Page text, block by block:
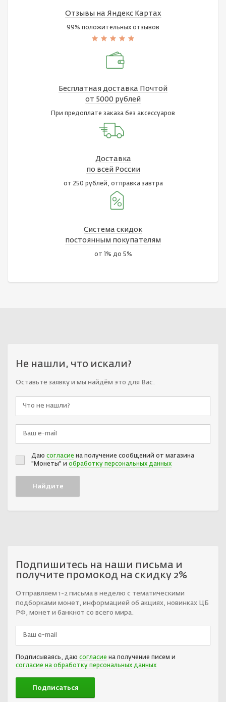
Отзывы на Яндекс Картах
99% положительных отзывов
Бесплатная доставка Почтой
от 5000 рублей
При предоплате заказа без аксессуаров
Доставка
по всей России
от 250 рублей, отправка завтра
Система скидок
постоянным покупателям
от 1% до 5%
Не нашли, что искали?
Оставьте заявку и мы найдём это для Вас.
Даю согласие на получение сообщений от магазина
"Монеты" и обработку персональных данных
Подпишитесь на наши письма и
получите промокод на скидку 2%
Отправляем 1-2 письма в неделю с тематическими
подборками монет, информацией об акциях, новинках ЦБ
РФ, монет и банкнот со всего мира.
Подписываясь, даю согласие на получение писем и
согласие на обработку персональных данных